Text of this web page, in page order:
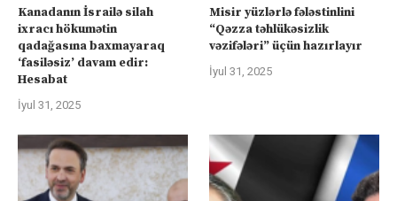
Kanadanın İsrailə silah
ixracı hökumətin
qadağasına baxmayaraq
‘fasiləsiz’ davam edir:
Hesabat
İyul 31, 2025
Misir yüzlərlə fələstinlini
“Qəzza təhlükəsizlik
vəzifələri” üçün hazırlayır
İyul 31, 2025